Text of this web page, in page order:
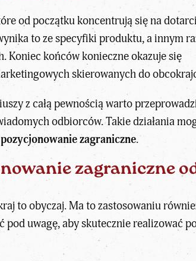
od początku koncentrują się na
to ze specyfiki produktu, a innym
Koniec końców konieczne okazuje się
skierowanych do
z całą pewnością warto
odbiorców. Takie działania
pozycjonowanie zagraniczne.
zagraniczne
to obyczaj. Ma to zastosowaniu
pod uwagę, aby skutecznie realizować